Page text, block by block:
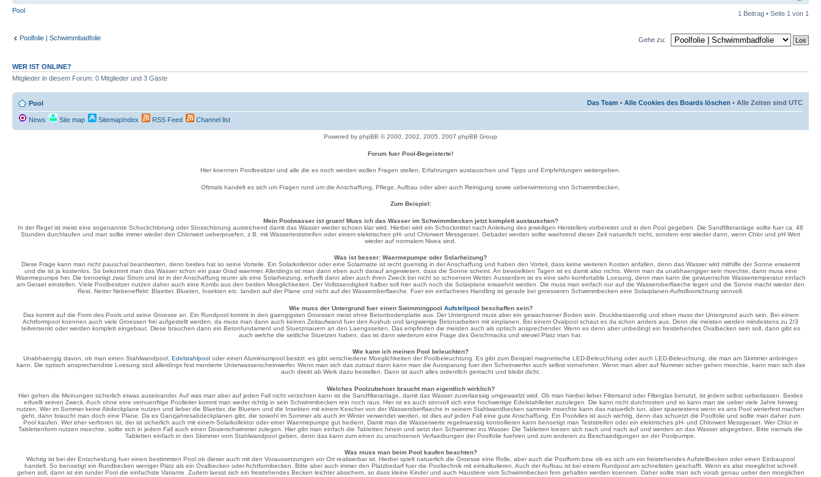
Pool 1 Beitrag • Seite 1 von 1
Poolfolie | Schwimmbadfolie Gehe zu:
WER IST ONLINE?
Mitglieder in diesem Forum: 0 Mitglieder und 3 Gäste
Pool Das Team • Alle Cookies des Boards löschen • Alle Zeiten sind UTC
News Site map SitemapIndex RSS Feed Channel list
Powered by phpBB © 2000, 2002, 2005, 2007 phpBB Group
Forum fuer Pool-Begeisterte!
Hier koennen Poolbesitzer und alle die es noch werden wollen Fragen stellen, Erfahrungen austauschen und Tipps und Empfehlungen weitergeben.
Oftmals handelt es sich um Fragen rund um die Anschaffung, Pflege, Aufbau oder aber auch Reinigung sowie ueberwinterung von Schwimmbecken.
Zum Beispiel:
Mein Poolwasser ist gruen! Muss ich das Wasser im Schwimmbecken jetzt komplett austauschen?
In der Regel ist meist eine sogenannte Schockchlorung oder Stosschlorung ausreichend damit das Wasser wieder schoen klar wird. Hierbei wird ein Schockmittel nach Anleitung des jeweiligen Herstellers vorbereitet und in den Pool gegeben. Die Sandfilteranlage sollte fuer ca. 48
Stunden durchlaufen und man sollte immer wieder den Chlorwert ueberpruefen, z.B. mit Wasserteststreifen oder einem elektrischen pH- und Chlorwert Messgeraet. Gebadet werden sollte waehrend dieser Zeit natuerlich nicht, sondern erst wieder dann, wenn Chlor und pH Wert
wieder auf normalem Nivea sind.
Was ist besser: Waermepumpe oder Solarheizung?
Diese Frage kann man nicht pauschal beantworten, denn beides hat so seine Vorteile. Ein Solarkollektor oder eine Solarmatte ist recht guenstig in der Anschaffung und haben den Vorteil, dass keine weiteren Kosten anfallen, denn das Wasser wird mithilfe der Sonne erwaermt
und die ist ja kostenlos. So bekommt man das Wasser schon ein paar Grad waermer. Allerdings ist man dann eben auch darauf angewiesen, dass die Sonne scheint. An bewoelkten Tagen ist es damit also nichts. Wenn man da unabhaengiger sein moechte, dann muss eine
Waermepumpe her. Die benoetigt zwar Strom und ist in der Anschaffung teurer als eine Solarheizung, erfuellt dann aber auch ihren Zweck bei nicht so schoenem Wetter. Ausserdem ist es eine sehr komfortable Loesung, denn man kann die gewuenschte Wassertemperatur einfach
am Geraet einstellen. Viele Poolbesitzer nutzen daher auch eine Kombi aus den beiden Moeglichkeiten. Der Vollstaendigkeit halber soll hier auch noch die Solarplane erwaehnt werden. Die muss man einfach nur auf die Wasseroberflaeche legen und die Sonne macht wieder den
Rest. Netter Nebeneffekt: Blaetter, Blueten, Insekten etc. landen auf der Plane und nicht auf der Wasseroberflaeche. Fuer ein einfacheres Handling ist gerade bei groesseren Schwimmbecken eine Solarplanen-Aufrollvorrichtung sinnvoll.
Wie muss der Untergrund fuer einen Swimmingpool Aufstellpool beschaffen sein?
Das kommt auf die Form des Pools und seine Groesse an. Ein Rundpool kommt in den gaengigsten Groessen meist ohne Betonbodenplatte aus. Der Untergrund muss aber ein gewachsener Boden sein. Druckbestaendig und eben muss der Untergrund auch sein. Bei einem
Achtformpool koennen auch viele Groessen frei aufgestellt werden, da muss man dann auch keinen Zeitaufwand fuer den Aushub und langwierige Betonarbeiten mit einplanen. Bei einem Ovalpool schaut es da schon anders aus. Denn die meisten werden mindestens zu 2/3
teilversenkt oder werden komplett eingebaut. Diese brauchen dann ein Betonfundament und Stuetzmauern an den Laengsseiten. Das empfinden die meisten auch als optisch ansprechender. Wenn es denn aber unbedingt ein freistehendes Ovalbecken sein soll, dann gibt es
auch welche die seitliche Stuetzen haben, das ist dann wiederum eine Frage des Geschmacks und wieviel Platz man hat.
Wie kann ich meinen Pool beleuchten?
Unabhaengig davon, ob man einen Stahlwandpool, Edelstahlpool oder einen Aluminiumpool besitzt -es gibt verschiedene Moeglichkeiten der Poolbeleuchtung. Es gibt zum Beispiel magnetische LED-Beleuchtung oder auch LED-Beleuchtung, die man am Skimmer anbringen
kann. Die optisch ansprechendste Loesung sind allerdings fest montierte Unterwasserscheinwerfer. Wenn man sich das zutraut dann kann man die Aussparung fuer den Scheinwerfer auch selbst vornehmen. Wenn man aber auf Nummer sicher gehen moechte, kann man sich das
auch direkt ab Werk dazu bestellen. Dann ist auch alles ordentlich gemacht und bleibt dicht.
Welches Poolzubehoer braucht man eigentlich wirklich?
Hier gehen die Meinungen sicherlich etwas auseinander. Auf was man aber auf jeden Fall nicht verzichten kann ist die Sandfilteranlage, damit das Wasser zuverlaessig umgewaelzt wird. Ob man hierbei lieber Filtersand oder Filterglas benutzt, ist jedem selbst ueberlassen. Beides
erfuellt seinen Zweck. Auch ohne eine vernuenftige Poolleiter kommt man weder richtig in sein Schwimmbecken rein noch raus. Hier ist es auch sinnvoll sich eine hochwertige Edelstahlleiter zuzulegen. Die kann nicht durchrosten und so kann man sie ueber viele Jahre hinweg
nutzen. Wer im Sommer keine Abdeckplane nutzen und lieber die Blaetter, die Blueten und die Insekten mit einem Kescher von der Wasseroberflaeche in seinem Stahlwandbecken sammeln moechte kann das natuerlich tun, aber spaetestens wenn es ans Pool winterfest machen
geht, dann braucht man doch eine Plane. Da es Ganzjahresabdeckplanen gibt, die sowohl im Sommer als auch im Winter verwendet werden, ist dies auf jeden Fall eine gute Anschaffung. Ein Poolvlies ist auch wichtig, denn das schuetzt die Poolfolie und sollte man daher zum
Pool kaufen. Wer eher verfroren ist, der ist sicherlich auch mit einem Solarkollektor oder einer Waermepumpe gut bedient. Damit man die Wasserwerte regelmaessig kontrollieren kann benoetigt man Teststreifen oder ein elektrisches pH- und Chlorwert Messgeraet. Wer Chlor in
Tablettenform nutzen moechte, sollte sich in jedem Fall auch einen Dosierschwimmer zulegen. Hier gibt man einfach die Tabletten hinein und setzt den Schwimmer ins Wasser. Die Tabletten loesen sich nach und nach auf und werden an das Wasser abgegeben. Bitte niemals die
Tabletten einfach in den Skimmer vom Stahlwandpool geben, denn das kann zum einen zu unschoenen Verfaerbungen der Poolfolie fuehren und zum anderen zu Beschaedigungen an der Poolpumpe.
Was muss man beim Pool kaufen beachten?
Wichtig ist bei der Entscheidung fuer einen bestimmten Pool ob dieser auch mit den Voraussetzungen vor Ort realisierbar ist. Hierbei spielt natuerlich die Groesse eine Rolle, aber auch die Poolform bzw. ob es sich um ein freistehendes Aufstellbecken oder einen Einbaupool
handelt. So benoetigt ein Rundbecken weniger Platz als ein Ovalbecken oder Achtformbecken. Bitte aber auch immer den Platzbedarf fuer die Pooltechnik mit einkalkulieren. Auch der Aufbau ist bei einem Rundpool am schnellsten geschafft. Wenn es also moeglichst schnell
gehen soll, dann ist ein runder Pool die einfachste Variante. Zudem laesst sich ein freistehendes Becken leichter absichern, so dass kleine Kinder und auch Haustiere vom Schwimmbecken fern gehalten werden koennen. Daher sollte man sich vorab genau ueber den moeglichen